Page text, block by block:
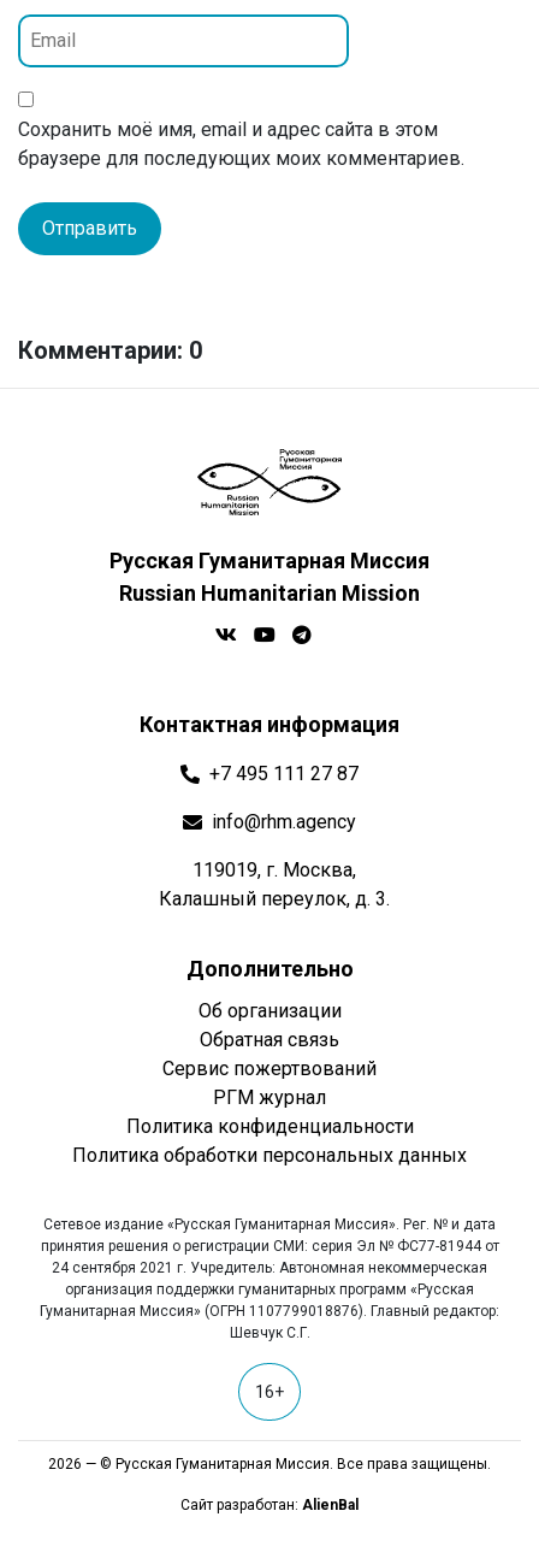
Сохранить моё имя, email и адрес сайта в этом
браузере для последующих моих комментариев.
Комментарии: 0
Русская Гуманитарная Миссия
Russian Humanitarian Mission
Контактная информация
+7 495 111 27 87
info@rhm.agency
119019, г. Москва,
Калашный переулок, д. 3.
Дополнительно
Об организации
Обратная связь
Сервис пожертвований
РГМ журнал
Политика конфиденциальности
Политика обработки персональных данных
Сетевое издание «Русская Гуманитарная Миссия». Рег. № и дата
принятия решения о регистрации СМИ: серия Эл № ФС77-81944 от
24 сентября 2021 г. Учредитель: Автономная некоммерческая
организация поддержки гуманитарных программ «Русская
Гуманитарная Миссия» (ОГРН 1107799018876). Главный редактор:
Шевчук С.Г.
16+
2026 — © Русская Гуманитарная Миссия. Все права защищены.
Сайт разработан: AlienBal